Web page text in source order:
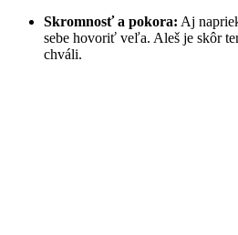
Skromnosť a pokora: Aj
sebe hovoriť veľa. Aleš je skôr
chváli.